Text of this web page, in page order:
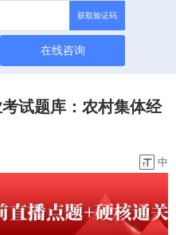
获取验证码
在线咨询
试题库：农村集体经
中